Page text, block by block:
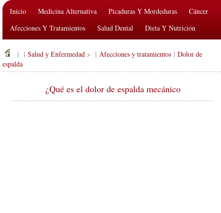
Inicio Medicina Alternativa Picaduras Y Mordeduras
Cáncer
Afecciones Y Tratamientos
Salud Dental
Dieta Y Nutrición
Salud Pública Y Seguridad
Cirugías Y Procedimientos
| | Salud y Enfermedad > | Afecciones y tratamientos | Dolor de
espalda
¿Qué es el dolor de espalda mecánico